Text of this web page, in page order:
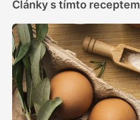
Články s tímto receptem